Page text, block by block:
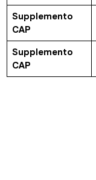
Supplemento
CAP
Supplemento
CAP